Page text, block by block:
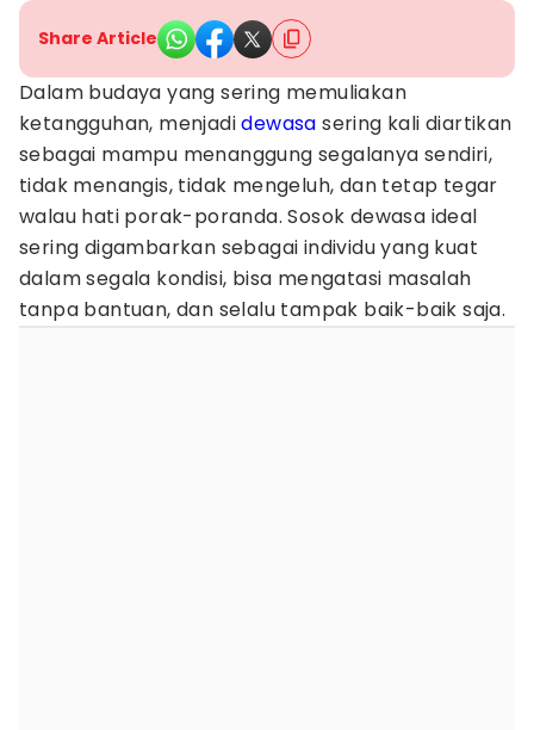
Share Article
Dalam budaya yang sering memuliakan
ketangguhan, menjadidewasa sering kali diartikan
sebagai mampu menanggung segalanya sendiri,
tidak menangis, tidak mengeluh, dan tetap tegar
walau hati porak-poranda. Sosok dewasa ideal
sering digambarkan sebagai individu yang kuat
dalam segala kondisi, bisa mengatasi masalah
tanpa bantuan, dan selalu tampak baik-baik saja.